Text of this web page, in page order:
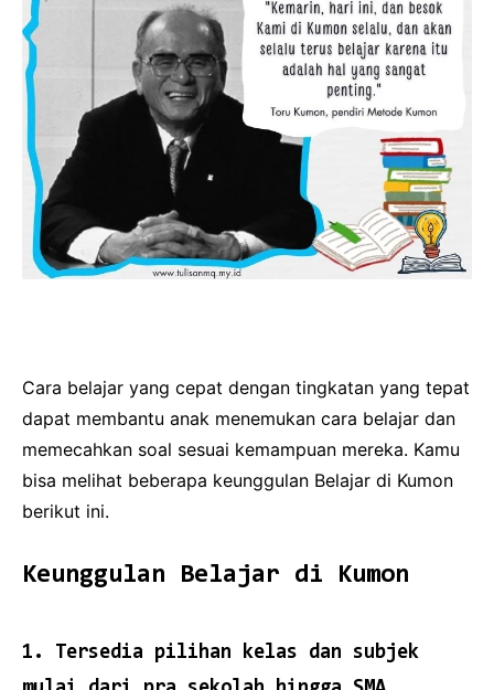
Cara belajar yang cepat dengan tingkatan yang tepat
dapat membantu anak menemukan cara belajar dan
memecahkan soal sesuai kemampuan mereka. Kamu
bisa melihat beberapa keunggulan Belajar di Kumon
berikut ini.
Keunggulan Belajar di Kumon
1. Tersedia pilihan kelas dan subjek